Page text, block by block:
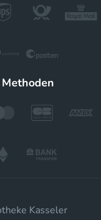
Kasseler